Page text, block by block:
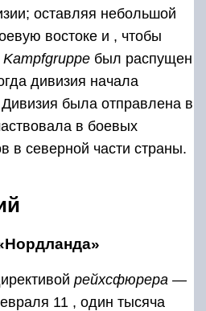
оставляя небольшой
востоке и , чтобы
Kampfgruppe был распущен
дивизия начала
была отправлена ​​в
в боевых
в северной части страны.
рейхсфюрера —
11 , один тысяча